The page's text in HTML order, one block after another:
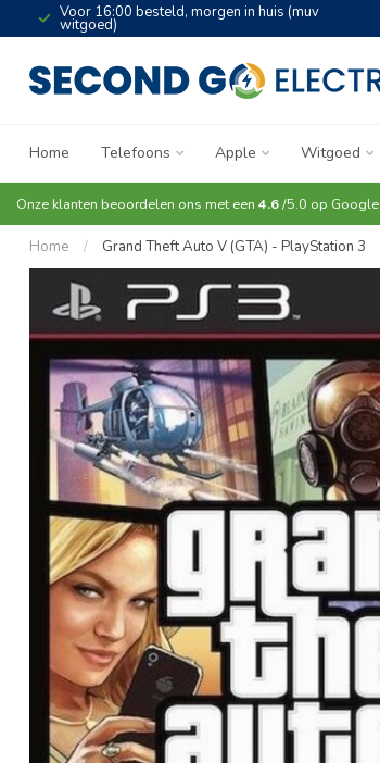
Voor 16:00 besteld, morgen in huis (muv
witgoed)
Home Telefoons Apple Witgoed
Onze klanten beoordelen ons met een 4.6/5.0 op Google
Home / Grand Theft Auto V (GTA) - PlayStation 3